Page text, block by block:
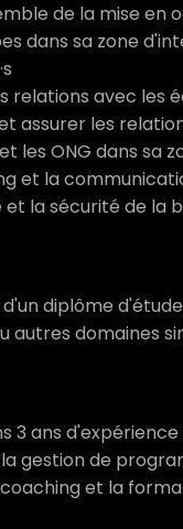
de la mise en
dans sa zone
relations avec les
assurer les
les ONG dans sa
et la
la sécurité de la
diplôme
autres domaines
3 ans
gestion de
et la